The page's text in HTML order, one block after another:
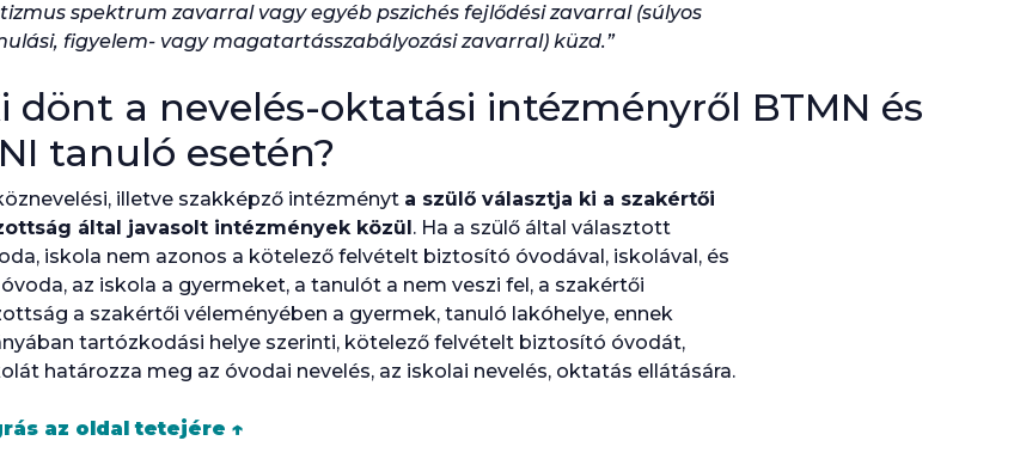
spektrum zavarral vagy egyéb pszichés fejlődési zavarral (súlyos
figyelem- vagy magatartásszabályozási zavarral) küzd.”
dönt a nevelés-oktatási intézményről BTMN és
tanuló esetén?
illetve szakképző intézményt a szülő választja ki a szakértői
által javasolt intézmények közül. Ha a szülő által választott
iskola nem azonos a kötelező felvételt biztosító óvodával, iskolával, és
az iskola a gyermeket, a tanulót a nem veszi fel, a szakértői
a szakértői véleményében a gyermek, tanuló lakóhelye, ennek
tartózkodási helye szerinti, kötelező felvételt biztosító óvodát,
határozza meg az óvodai nevelés, az iskolai nevelés, oktatás ellátására.
az oldal tetejére ↑